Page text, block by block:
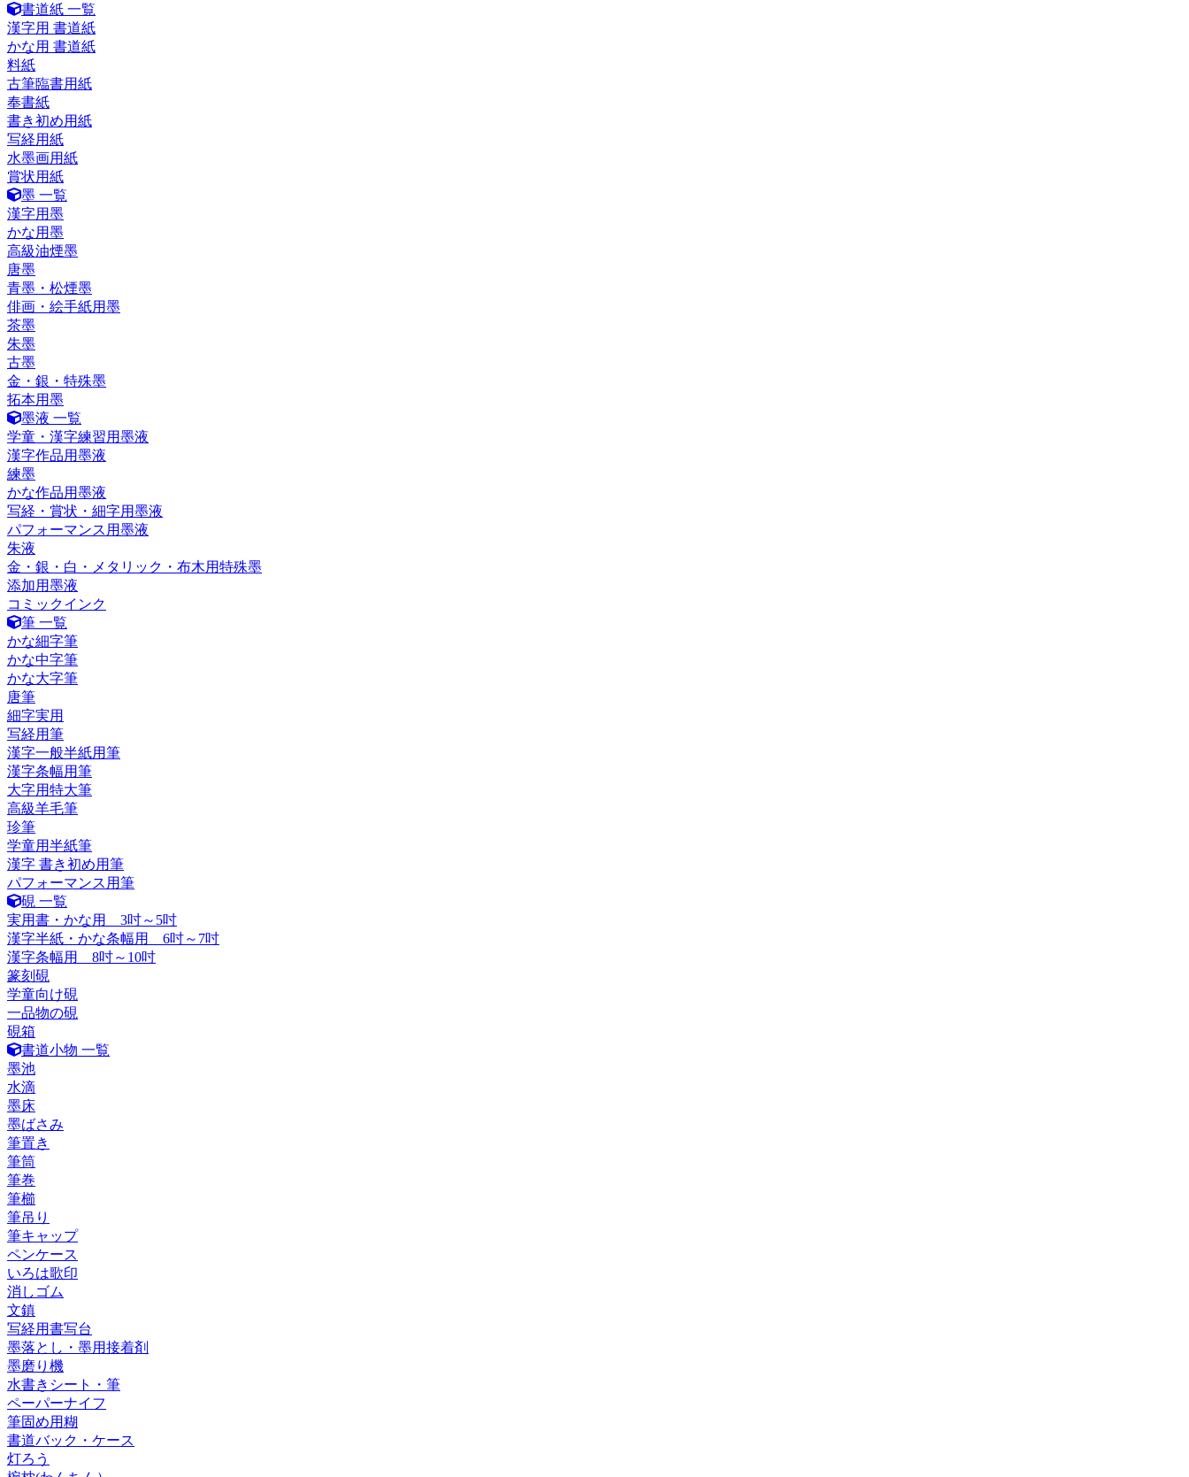
書道紙 一覧
漢字用 書道紙
かな用 書道紙
料紙
古筆臨書用紙
奉書紙
書き初め用紙
写経用紙
水墨画用紙
賞状用紙
墨 一覧
漢字用墨
かな用墨
高級油煙墨
唐墨
青墨・松煙墨
俳画・絵手紙用墨
茶墨
朱墨
古墨
金・銀・特殊墨
拓本用墨
墨液 一覧
学童・漢字練習用墨液
漢字作品用墨液
練墨
かな作品用墨液
写経・賞状・細字用墨液
パフォーマンス用墨液
朱液
金・銀・白・メタリック・布木用特殊墨
添加用墨液
コミックインク
筆 一覧
かな細字筆
かな中字筆
かな大字筆
唐筆
細字実用
写経用筆
漢字一般半紙用筆
漢字条幅用筆
大字用特大筆
高級羊毛筆
珍筆
学童用半紙筆
漢字 書き初め用筆
パフォーマンス用筆
硯 一覧
実用書・かな用 3吋～5吋
漢字半紙・かな条幅用 6吋～7吋
漢字条幅用 8吋～10吋
篆刻硯
学童向け硯
一品物の硯
硯箱
書道小物 一覧
墨池
水滴
墨床
墨ばさみ
筆置き
筆筒
筆巻
筆櫛
筆吊り
筆キャップ
ペンケース
いろは歌印
消しゴム
文鎮
写経用書写台
墨落とし・墨用接着剤
墨磨り機
水書きシート・筆
ペーパーナイフ
筆固め用糊
書道バック・ケース
灯ろう